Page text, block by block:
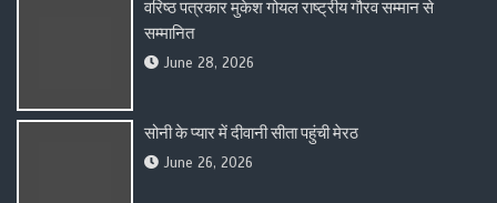
वरिष्ठ पत्रकार मुकेश गोयल राष्ट्रीय गौरव सम्मान से
सम्मानित
June 28, 2026
सोनी के प्यार में दीवानी सीता पहुंची मेरठ
June 26, 2026